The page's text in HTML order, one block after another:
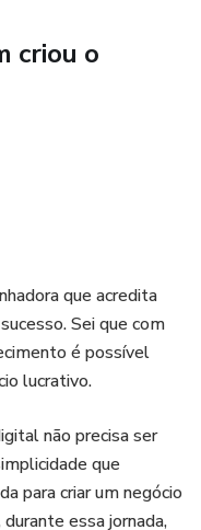
criou o
que acredita
Sei que com
é possível
lucrativo.
não precisa ser
que
para criar um negócio
essa jornada,